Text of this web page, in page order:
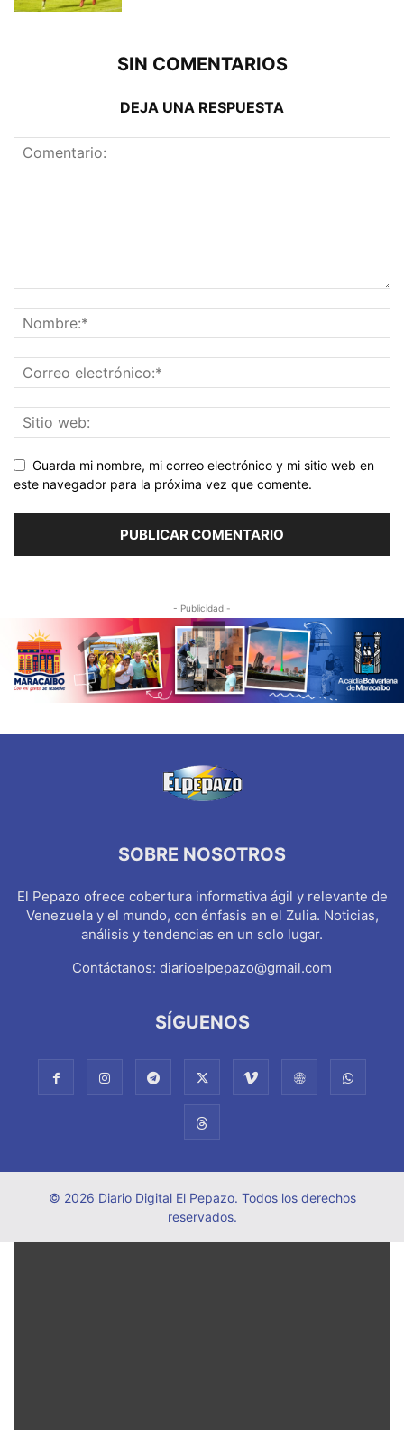
SIN COMENTARIOS
DEJA UNA RESPUESTA
Guarda mi nombre, mi correo electrónico y mi sitio web en
este navegador para la próxima vez que comente.
- Publicidad -
SOBRE NOSOTROS
El Pepazo ofrece cobertura informativa ágil y relevante de
Venezuela y el mundo, con énfasis en el Zulia. Noticias,
análisis y tendencias en un solo lugar.
Contáctanos: diarioelpepazo@gmail.com
SÍGUENOS
© 2026 Diario Digital El Pepazo. Todos los derechos
reservados.